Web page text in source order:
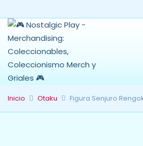
Inicio Otaku Figura Senjuro